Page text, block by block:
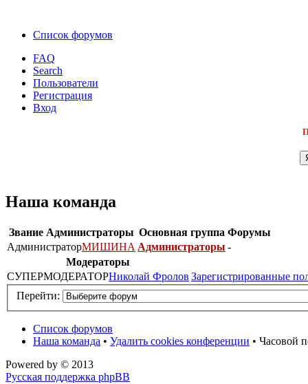
Список форумов
FAQ
Search
Пользователи
Регистрация
Вход
Наша команда
Звание Администраторы Основная группа Форумы
АдминистраторМИШИНА Администраторы -
Модераторы
СУПЕРМОДЕРАТОРНиколай Фролов Зарегистрированные
Перейти:
Список форумов
Наша команда • Удалить cookies конференции • Часовой
Powered by © 2013
Русская поддержка phpBB